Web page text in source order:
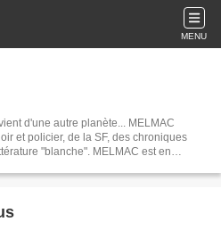
MENU
d'une autre planète... MELMAC
et policier, de la SF, des chroniques
"blanche". MELMAC est en